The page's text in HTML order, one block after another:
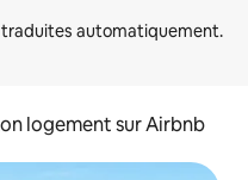
logement sur Airbnb